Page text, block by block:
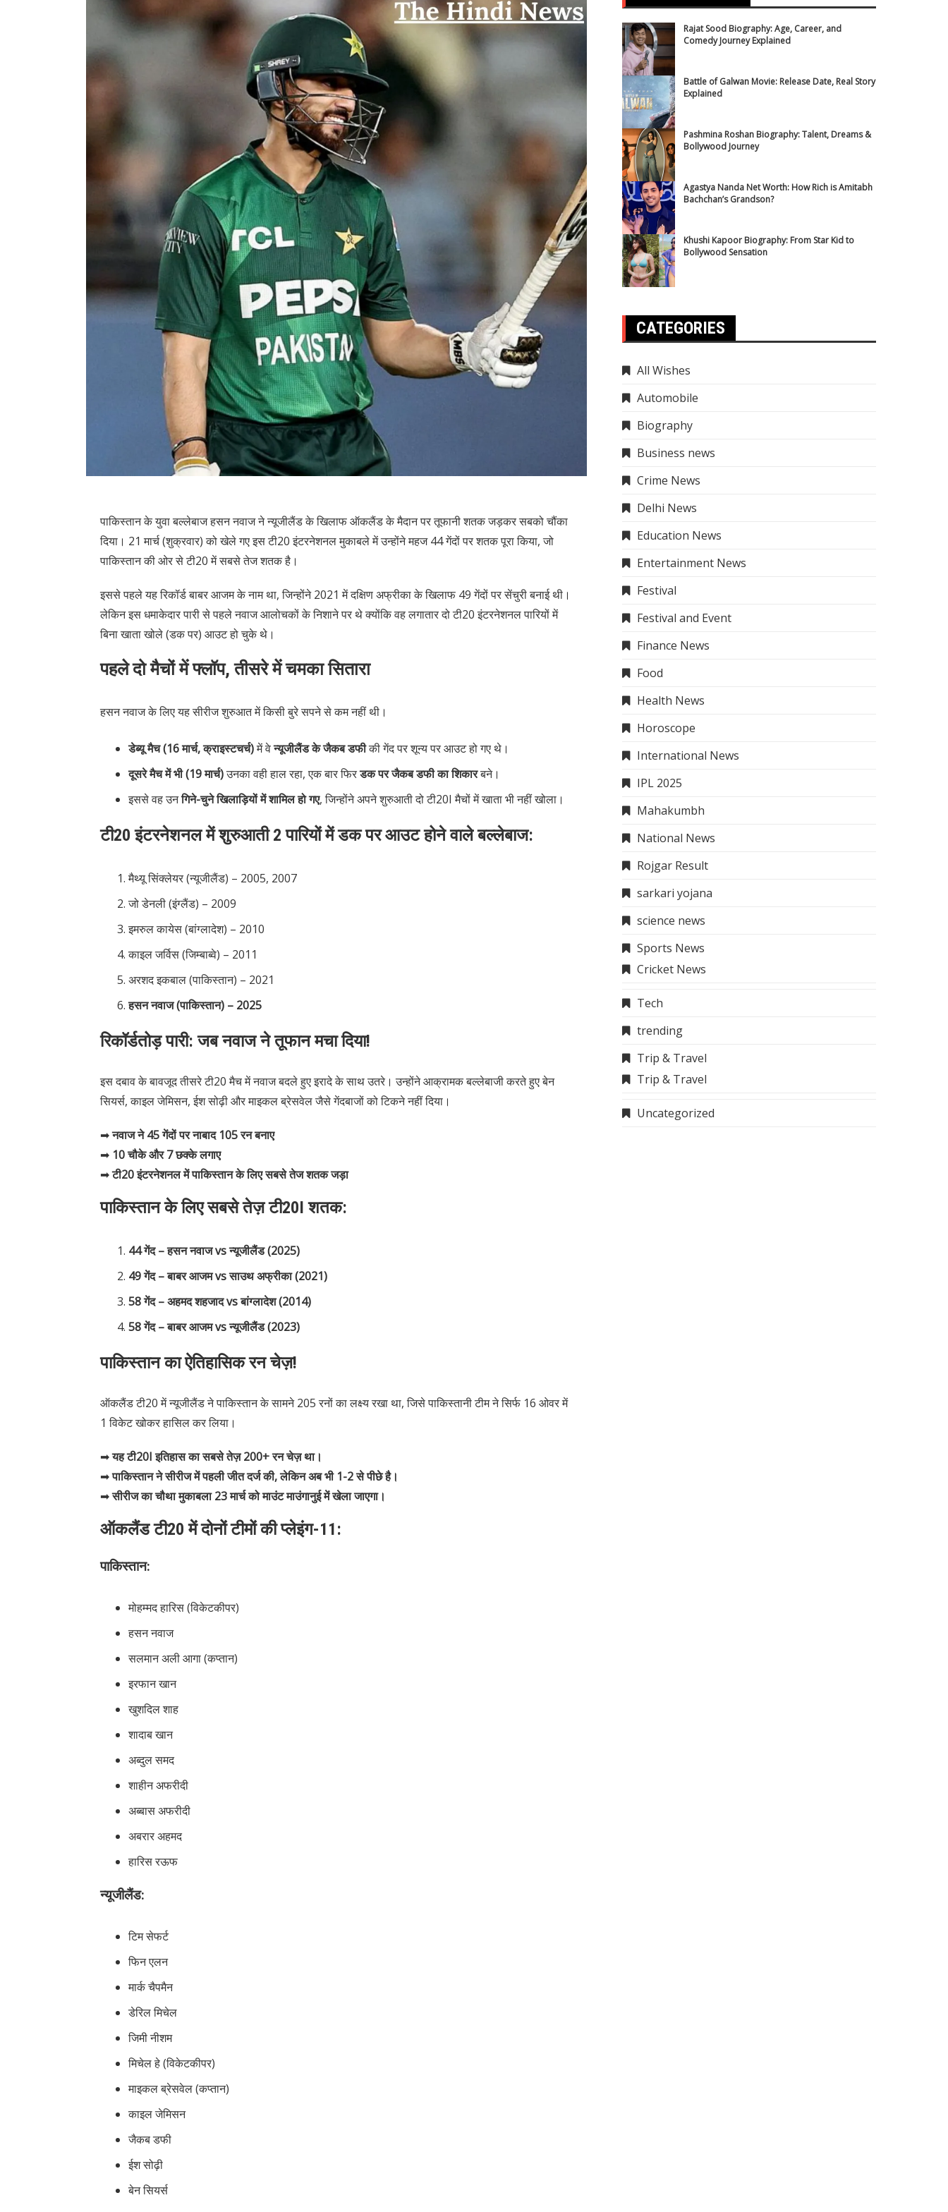
पाकिस्तान के युवा बल्लेबाज हसन नवाज ने न्यूजीलैंड के खिलाफ ऑकलैंड के मैदान पर तूफानी शतक जड़कर सबको चौंका
दिया। 21 मार्च (शुक्रवार) को खेले गए इस टी20 इंटरनेशनल मुकाबले में उन्होंने महज 44 गेंदों पर शतक पूरा किया, जो
पाकिस्तान की ओर से टी20 में सबसे तेज शतक है।
इससे पहले यह रिकॉर्ड बाबर आजम के नाम था, जिन्होंने 2021 में दक्षिण अफ्रीका के खिलाफ 49 गेंदों पर सेंचुरी बनाई थी।
लेकिन इस धमाकेदार पारी से पहले नवाज आलोचकों के निशाने पर थे क्योंकि वह लगातार दो टी20 इंटरनेशनल पारियों में
बिना खाता खोले (डक पर) आउट हो चुके थे।
पहले दो मैचों में फ्लॉप, तीसरे में चमका सितारा
हसन नवाज के लिए यह सीरीज शुरुआत में किसी बुरे सपने से कम नहीं थी।
डेब्यू मैच (16 मार्च, क्राइस्टचर्च)में वेन्यूजीलैंड के जैकब डफीकी गेंद पर शून्य पर आउट हो गए थे।
दूसरे मैच में भी (19 मार्च)उनका वही हाल रहा, एक बार फिरडक पर जैकब डफी का शिकारबने।
इससे वह उनगिने-चुने खिलाड़ियों में शामिल हो गए, जिन्होंने अपने शुरुआती दो टी20I मैचों में खाता भी नहीं खोला।
टी20 इंटरनेशनल में शुरुआती 2 पारियों में डक पर आउट होने वाले बल्लेबाज:
मैथ्यू सिंक्लेयर (न्यूजीलैंड) – 2005, 2007
जो डेनली (इंग्लैंड) – 2009
इमरुल कायेस (बांग्लादेश) – 2010
काइल जर्विस (जिम्बाब्वे) – 2011
अरशद इकबाल (पाकिस्तान) – 2021
हसन नवाज (पाकिस्तान) – 2025
रिकॉर्डतोड़ पारी: जब नवाज ने तूफान मचा दिया!
इस दबाव के बावजूद तीसरे टी20 मैच में नवाज बदले हुए इरादे के साथ उतरे। उन्होंने आक्रामक बल्लेबाजी करते हुए बेन
सियर्स, काइल जेमिसन, ईश सोढ़ी और माइकल ब्रेसवेल जैसे गेंदबाजों को टिकने नहीं दिया।
➡नवाज ने 45 गेंदों पर नाबाद 105 रन बनाए
➡ 10 चौके और 7 छक्के लगाए
➡टी20 इंटरनेशनल में पाकिस्तान के लिए सबसे तेज शतक जड़ा
पाकिस्तान के लिए सबसे तेज़ टी20I शतक:
44 गेंद – हसन नवाज vs न्यूजीलैंड (2025)
49 गेंद – बाबर आजम vs साउथ अफ्रीका (2021)
58 गेंद – अहमद शहजाद vs बांग्लादेश (2014)
58 गेंद – बाबर आजम vs न्यूजीलैंड (2023)
पाकिस्तान का ऐतिहासिक रन चेज़!
ऑकलैंड टी20 में न्यूजीलैंड ने पाकिस्तान के सामने 205 रनों का लक्ष्य रखा था, जिसे पाकिस्तानी टीम ने सिर्फ 16 ओवर में
1 विकेट खोकर हासिल कर लिया।
➡यह टी20I इतिहास का सबसे तेज़ 200+ रन चेज़ था।
➡पाकिस्तान ने सीरीज में पहली जीत दर्ज की, लेकिन अब भी 1-2 से पीछे है।
➡सीरीज का चौथा मुकाबला 23 मार्च को माउंट माउंगानुई में खेला जाएगा।
ऑकलैंड टी20 में दोनों टीमों की प्लेइंग-11:
पाकिस्तान:
मोहम्मद हारिस (विकेटकीपर)
हसन नवाज
सलमान अली आगा (कप्तान)
इरफान खान
खुशदिल शाह
शादाब खान
अब्दुल समद
शाहीन अफरीदी
अब्बास अफरीदी
अबरार अहमद
हारिस रऊफ
न्यूजीलैंड:
टिम सेफर्ट
फिन एलन
मार्क चैपमैन
डेरिल मिचेल
जिमी नीशम
मिचेल हे (विकेटकीपर)
माइकल ब्रेसवेल (कप्तान)
काइल जेमिसन
जैकब डफी
ईश सोढ़ी
बेन सियर्स
Rajat Sood Biography: Age, Career, and
Comedy Journey Explained
Battle of Galwan Movie: Release Date, Real Story
Explained
Pashmina Roshan Biography: Talent, Dreams &
Bollywood Journey
Agastya Nanda Net Worth: How Rich is Amitabh
Bachchan’s Grandson?
Khushi Kapoor Biography: From Star Kid to
Bollywood Sensation
CATEGORIES
All Wishes
Automobile
Biography
Business news
Crime News
Delhi News
Education News
Entertainment News
Festival
Festival and Event
Finance News
Food
Health News
Horoscope
International News
IPL 2025
Mahakumbh
National News
Rojgar Result
sarkari yojana
science news
Sports News
Cricket News
Tech
trending
Trip & Travel
Trip & Travel
Uncategorized